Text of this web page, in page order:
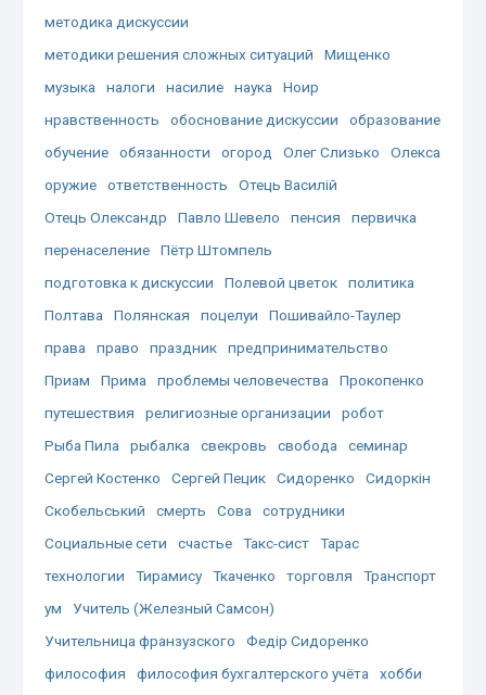
методика дискуссии
методики решения сложных ситуаций
Мищенко
музыка
налоги насилие наука
Ноир
нравственность
обоснование дискуссии
образование
обучение
обязанности огород Олег Слизько
Олекса
оружие
ответственность
Отець Василій
Отець Олександр
Павло Шевело пенсия
первичка
перенаселение
Пётр Штомпель
подготовка к дискуссии
Полевой цветок
политика
Полтава
Полянская поцелуи
Пошивайло-Таулер
права
право праздник
предпринимательство
Приам
Прима проблемы человечества
Прокопенко
путешествия
религиозные организации
робот
Рыба Пила
рыбалка свекровь свобода
семинар
Сергей Костенко
Сергей Пецик Сидоренко
Сидоркін
Скобельський
смерть Сова
сотрудники
Социальные сети
счастье Такс-сист
Тарас
технологии
Тирамису Ткаченко торговля
Транспорт
ум
Учитель (Железный Самсон)
Учительница франзузского
Федір Сидоренко
философия
философия бухгалтерского учёта
хобби